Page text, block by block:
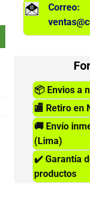
Correo:
📦 Envios a
🏬 Retiro en
🚚 Envío
(Lima)
✔️ Garantía
productos